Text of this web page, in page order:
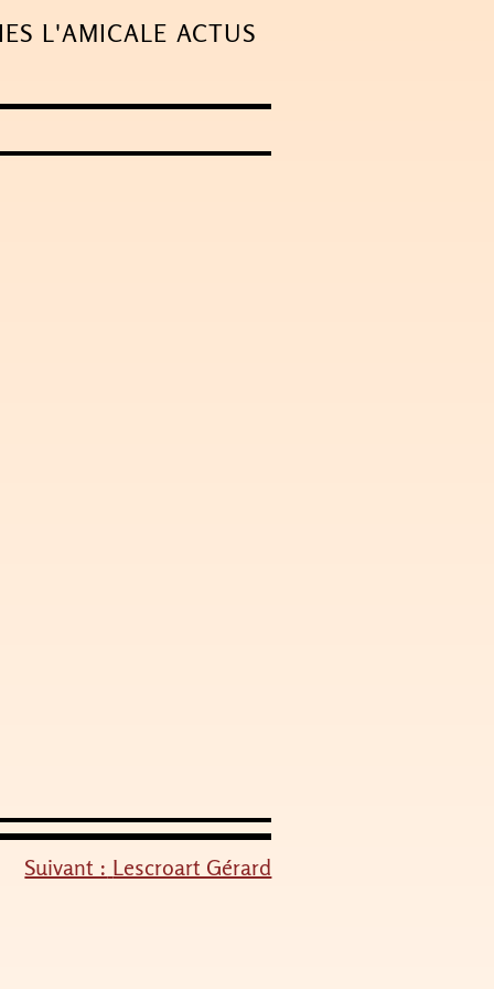
L'AMICALE ACTUS
Suivant : Lescroart Gérard